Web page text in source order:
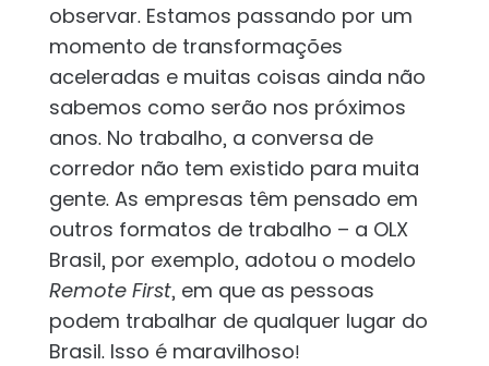
observar. Estamos passando por um
momento de transformações
aceleradas e muitas coisas ainda não
sabemos como serão nos próximos
anos. No trabalho, a conversa de
corredor não tem existido para muita
gente. As empresas têm pensado em
outros formatos de trabalho – a OLX
Brasil, por exemplo, adotou o modelo
Remote First, em que as pessoas
podem trabalhar de qualquer lugar do
Brasil. Isso é maravilhoso!